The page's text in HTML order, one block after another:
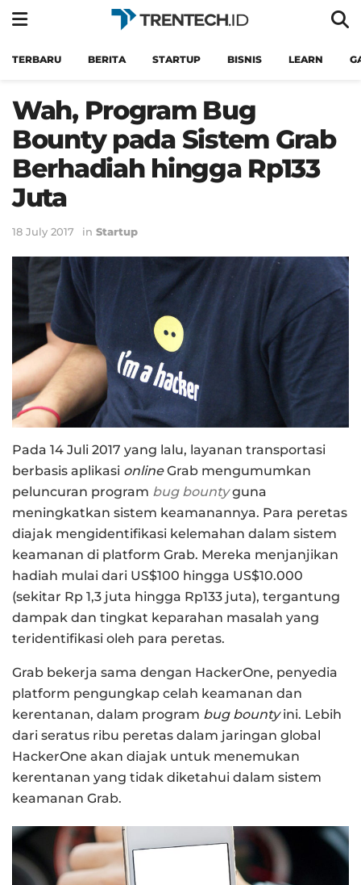
TERBARU BERITA STARTUP BISNIS LEARN
Wah, Program Bug
Bounty pada Sistem Grab
Berhadiah hingga Rp133
Juta
18 July 2017 in Startup
Pada 14 Juli 2017 yang lalu, layanan transportasi
berbasis aplikasi onlineGrab mengumumkan
peluncuran program bug bountyguna
meningkatkan sistem keamanannya. Para peretas
diajak mengidentifikasi kelemahan dalam sistem
keamanan di platform Grab. Mereka menjanjikan
hadiah mulai dari US$100 hingga US$10.000
(sekitar Rp 1,3 juta hingga Rp133 juta), tergantung
dampak dan tingkat keparahan masalah yang
teridentifikasi oleh para peretas.
Grab bekerja sama dengan HackerOne, penyedia
platform pengungkap celah keamanan dan
kerentanan, dalam program bug bountyini. Lebih
dari seratus ribu peretas dalam jaringan global
HackerOne akan diajak untuk menemukan
kerentanan yang tidak diketahui dalam sistem
keamanan Grab.